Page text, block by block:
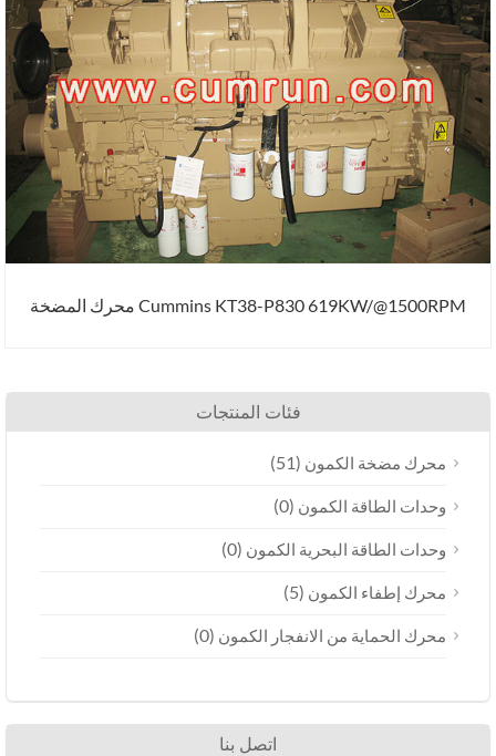
Cummins KT38-P830 619KW/@1500RPM محرك المضخة
فئات المنتجات
محرك مضخة الكمون(51)
وحدات الطاقة الكمون(0)
وحدات الطاقة البحرية الكمون(0)
محرك إطفاء الكمون(5)
محرك الحماية من الانفجار الكمون(0)
اتصل بنا